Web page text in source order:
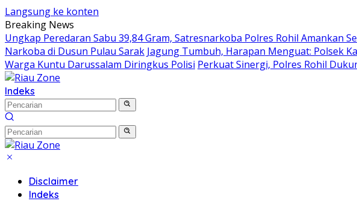
Langsung ke konten
Breaking News
Ungkap Peredaran Sabu 39,84 Gram, Satresnarkoba Polres Rohil Amankan
Narkoba di Dusun Pulau Sarak Jagung Tumbuh, Harapan Menguat: Polsek
Warga Kuntu Darussalam Diringkus Polisi Perkuat Sinergi, Polres Rohil
Indeks
Disclaimer
Indeks